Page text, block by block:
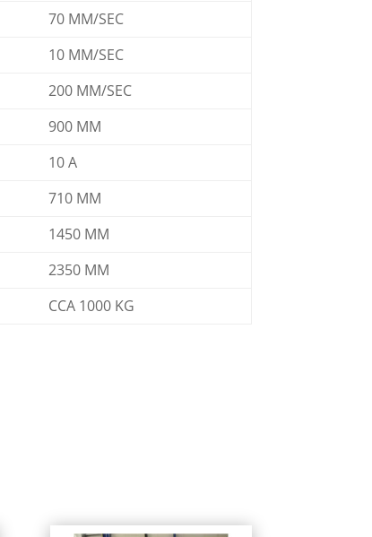
70 MM/SEC
10 MM/SEC
200 MM/SEC
900 MM
10 A
710 MM
1450 MM
2350 MM
CCA 1000 KG